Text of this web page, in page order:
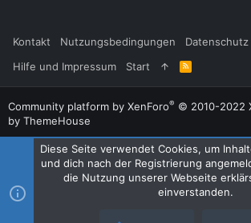
Kontakt Nutzungsbedingungen
Datenschutz
Hilfe und Impressum
Start
R
S
S
Community platform by XenForo® © 2010-2022
by ThemeHouse
Diese Seite verwendet Cookies, um
und dich nach der Registrierung
die Nutzung unserer Webseite
einverstanden.